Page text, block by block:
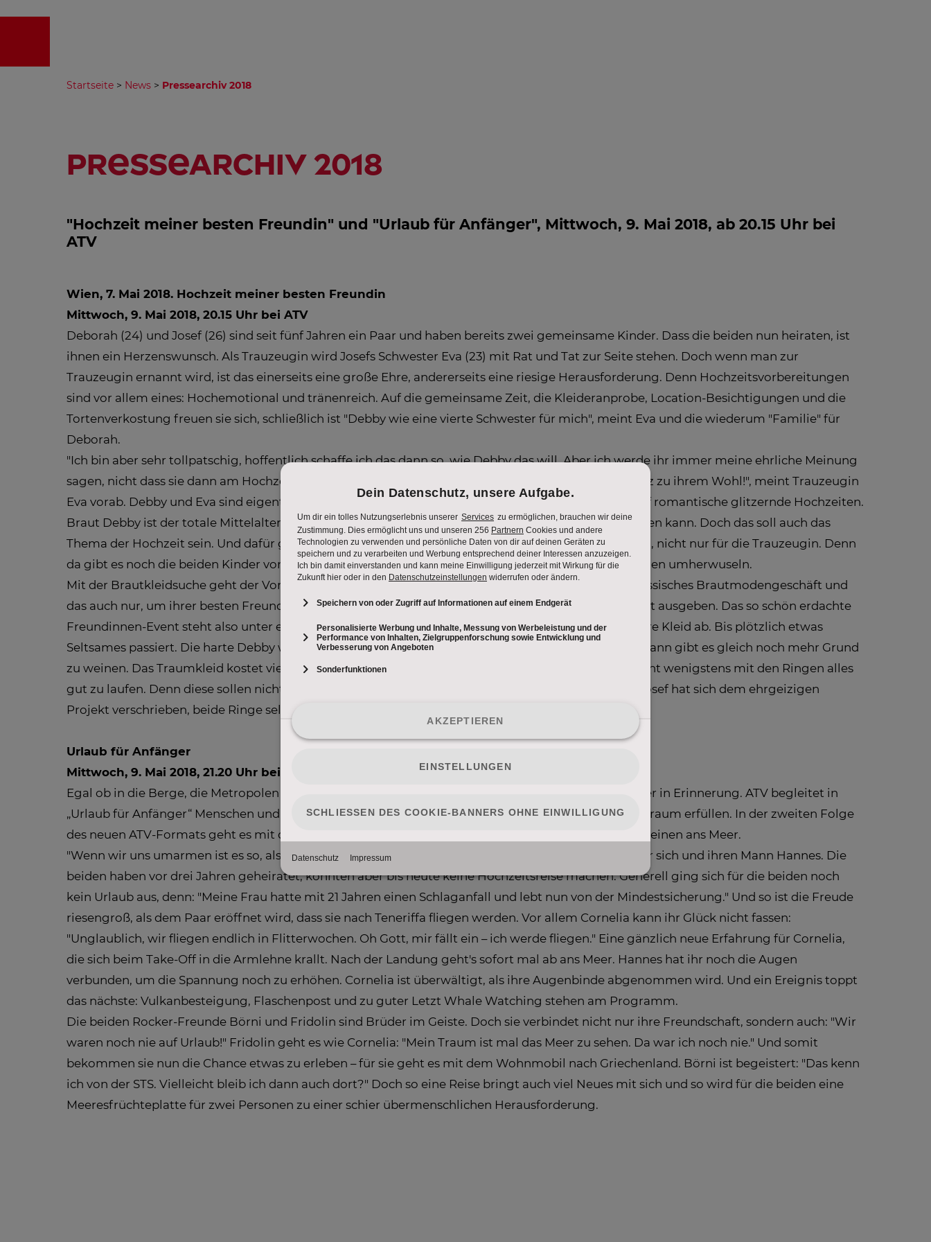
Startseite > News > Pressearchiv 2018
Pressearchiv 2018
"Hochzeit meiner besten Freundin" und "Urlaub für Anfänger", Mittwoch, 9. Mai 2018, ab 20.15 Uhr bei
ATV
Wien, 7. Mai 2018. Hochzeit meiner besten Freundin
Mittwoch, 9. Mai 2018, 20.15 Uhr bei ATV
Deborah (24) und Josef (26) sind seit fünf Jahren ein Paar und haben bereits zwei gemeinsame Kinder. Dass die beiden nun heiraten, ist
ihnen ein Herzenswunsch. Als Trauzeugin wird Josefs Schwester Eva (23) mit Rat und Tat zur Seite stehen. Doch wenn man zur
Trauzeugin ernannt wird, ist das einerseits eine große Ehre, andererseits eine riesige Herausforderung. Denn Hochzeitsvorbereitungen
sind vor allem eines: Hochemotional und tränenreich. Auf die gemeinsame Zeit, die Kleideranprobe, Location-Besichtigungen und die
Tortenverkostung freuen sie sich, schließlich ist "Debby wie eine vierte Schwester für mich", meint Eva und die wiederum "Familie" für
Deborah.
"Ich bin aber sehr tollpatschig, hoffentlich schaffe ich das dann so, wie Debby das will. Aber ich werde ihr immer meine ehrliche Meinung
sagen, nicht dass sie dann am Hochzeitstag blöd ausschaut oder etwas Peinliches tut. Es ist also ganz zu ihrem Wohl!", meint Trauzeugin
Eva vorab. Debby und Eva sind eigentlich sehr verschieden. Disney-Fan Eva steht tendenziell eher auf romantische glitzernde Hochzeiten.
Braut Debby ist der totale Mittelalter-Fan – ein Thema mit dem Trauzeugin Eva so gar nichts anfangen kann. Doch das soll auch das
Thema der Hochzeit sein. Und dafür gilt es eine Menge zu organisieren. Eine große Herausforderung, nicht nur für die Trauzeugin. Denn
da gibt es noch die beiden Kinder von Debby und Josef, die immer wieder während der Vorbereitungen umherwuseln.
Mit der Brautkleidsuche geht der Vorbereitungsmarathon los. Debby geht nur widerwillig, in ein klassisches Brautmodengeschäft und
das auch nur, um ihrer besten Freundin einen Gefallen zu tun. Viel Geld für ihr Kleid will sie auch nicht ausgeben. Das so schön erdachte
Freundinnen-Event steht also unter einem schlechten Stern. Und so lehnt die Braut ein um das andere Kleid ab. Bis plötzlich etwas
Seltsames passiert. Die harte Debby weint – so haben sie ihre Freundinnen noch nie gesehen! Doch dann gibt es gleich noch mehr Grund
zu weinen. Das Traumkleid kostet viel mehr Geld als im knappen Budget vorgesehen ist. Dafür scheint wenigstens mit den Ringen alles
gut zu laufen. Denn diese sollen nicht einfach aus einem Schmuckgeschäft kommen, Traummann Josef hat sich dem ehrgeizigen
Projekt verschrieben, beide Ringe selbst zu schmieden.
Urlaub für Anfänger
Mittwoch, 9. Mai 2018, 21.20 Uhr bei ATV
Egal ob in die Berge, die Metropolen der Welt oder an den Strand: Die erste Reise bleibt einem immer in Erinnerung. ATV begleitet in
„Urlaub für Anfänger“ Menschen und ist hautnah dabei, wenn sie sich ihren unvergesslichen Urlaubstraum erfüllen. In der zweiten Folge
des neuen ATV-Formats geht es mit dem Liebespaar Hannes und Cornelia sowie zwei Wiener Urgesteinen ans Meer.
"Wenn wir uns umarmen ist es so, als würden zwei Puzzleteile ineinander greifen", sagt Cornelia über sich und ihren Mann Hannes. Die
beiden haben vor drei Jahren geheiratet, konnten aber bis heute keine Hochzeitsreise machen. Generell ging sich für die beiden noch
kein Urlaub aus, denn: "Meine Frau hatte mit 21 Jahren einen Schlaganfall und lebt nun von der Mindestsicherung." Und so ist die Freude
riesengroß, als dem Paar eröffnet wird, dass sie nach Teneriffa fliegen werden. Vor allem Cornelia kann ihr Glück nicht fassen:
"Unglaublich, wir fliegen endlich in Flitterwochen. Oh Gott, mir fällt ein – ich werde fliegen." Eine gänzlich neue Erfahrung für Cornelia,
die sich beim Take-Off in die Armlehne krallt. Nach der Landung geht's sofort mal ab ans Meer. Hannes hat ihr noch die Augen
verbunden, um die Spannung noch zu erhöhen. Cornelia ist überwältigt, als ihre Augenbinde abgenommen wird. Und ein Ereignis toppt
das nächste: Vulkanbesteigung, Flaschenpost und zu guter Letzt Whale Watching stehen am Programm.
Die beiden Rocker-Freunde Börni und Fridolin sind Brüder im Geiste. Doch sie verbindet nicht nur ihre Freundschaft, sondern auch: "Wir
waren noch nie auf Urlaub!" Fridolin geht es wie Cornelia: "Mein Traum ist mal das Meer zu sehen. Da war ich noch nie." Und somit
bekommen sie nun die Chance etwas zu erleben – für sie geht es mit dem Wohnmobil nach Griechenland. Börni ist begeistert: "Das kenn
ich von der STS. Vielleicht bleib ich dann auch dort?" Doch so eine Reise bringt auch viel Neues mit sich und so wird für die beiden eine
Meeresfrüchteplatte für zwei Personen zu einer schier übermenschlichen Herausforderung.